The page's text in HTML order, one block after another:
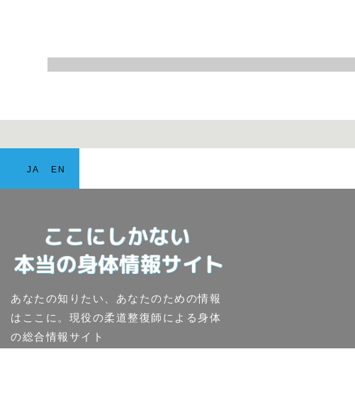
EN
JA
あなたの知りたい、あなたのための情報
はここに。現役の柔道整復師による身体
の総合情報サイト